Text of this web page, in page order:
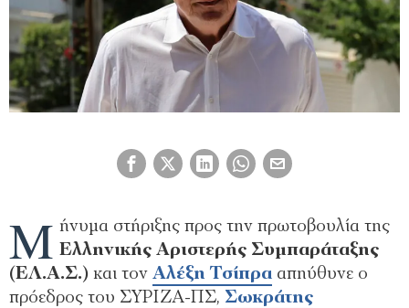
Μ ήνυμα στήριξης προς την πρωτοβουλία της
Ελληνικής Αριστερής Συμπαράταξης
(ΕΛ.Α.Σ.) και τον Αλέξη Τσίπρα απηύθυνε ο
πρόεδρος του ΣΥΡΙΖΑ-ΠΣ, Σωκράτης